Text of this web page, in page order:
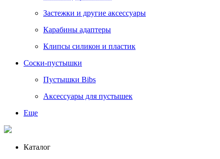
Застежки и другие аксессуары
Карабины адаптеры
Клипсы силикон и пластик
Соски-пустышки
Пустышки Bibs
Аксессуары для пустышек
Еще
Каталог